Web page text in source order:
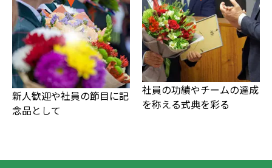
新人歓迎や社員の節目に記
念品として
社員の功績やチームの達成
を称える式典を彩る